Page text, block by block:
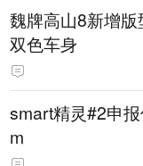
魏牌高山8新增
双色车身
smart精灵#2申
m